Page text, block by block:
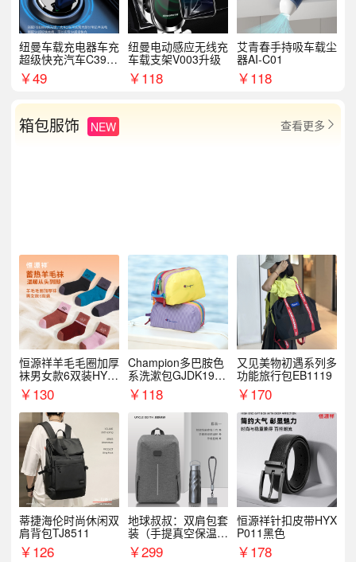
纽曼车载充电器车充
超级快充汽车C39提
手拉环
￥49
纽曼电动感应无线充
车载支架V003升级
￥118
艾青春手持吸车载尘
器AI-C01
￥118
箱包服饰 NEW 查看更多 
恒源祥羊毛毛圈加厚
袜男女款6双装HYX
068WZ
￥130
Champion多巴胺色
系洗漱包GJDK19R
1￥118
又见美物初遇系列多
功能旅行包EB1119
￥170
蒂捷海伦时尚休闲双
肩背包TJ8511
￥126
地球叔叔：双肩包套
装（手提真空保温杯
+手机挂绳）
￥299
恒源祥针扣皮带HYX
P011黑色
￥178